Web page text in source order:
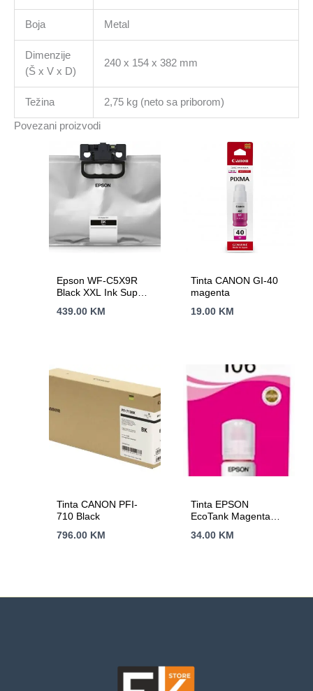
Boja Metal
Dimenzije
(Š x V x D)
240 x 154 x 382 mm
Težina 2,75 kg (neto sa priborom)
Povezani proizvodi
Epson WF-C5X9R
Black XXL Ink Supply
439.00 KM
Tinta CANON GI-40
magenta
19.00 KM
Tinta CANON PFI-
710 Black
796.00 KM
Tinta EPSON
EcoTank Magenta
34.00 KM